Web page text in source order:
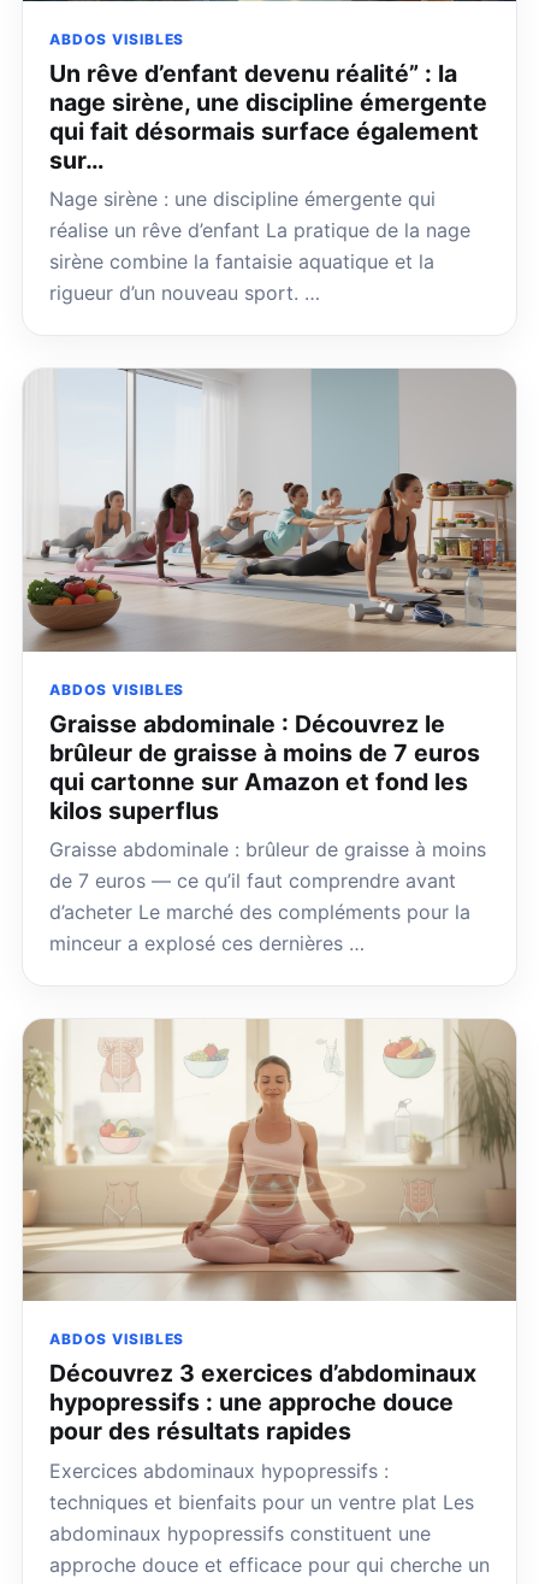
ABDOS VISIBLES
Un rêve d’enfant devenu réalité” : la
nage sirène, une discipline émergente
qui fait désormais surface également
sur…
Nage sirène : une discipline émergente qui
réalise un rêve d’enfant La pratique de la nage
sirène combine la fantaisie aquatique et la
rigueur d’un nouveau sport. …
ABDOS VISIBLES
Graisse abdominale : Découvrez le
brûleur de graisse à moins de 7 euros
qui cartonne sur Amazon et fond les
kilos superflus
Graisse abdominale : brûleur de graisse à moins
de 7 euros — ce qu’il faut comprendre avant
d’acheter Le marché des compléments pour la
minceur a explosé ces dernières …
ABDOS VISIBLES
Découvrez 3 exercices d’abdominaux
hypopressifs : une approche douce
pour des résultats rapides
Exercices abdominaux hypopressifs :
techniques et bienfaits pour un ventre plat Les
abdominaux hypopressifs constituent une
approche douce et efficace pour qui cherche un